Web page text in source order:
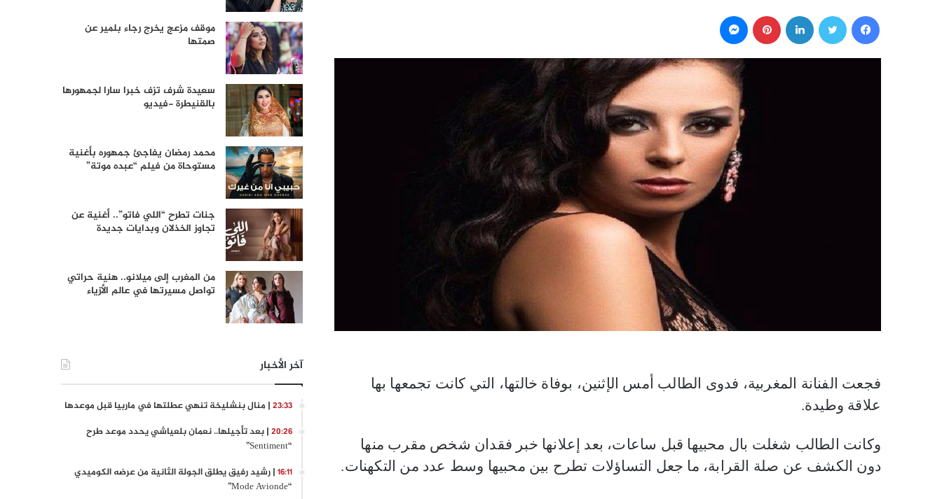
فجعت الفنانة المغربية، فدوى الطالب أمس الإثنين، بوفاة خالتها، التي كانت تجمعها بها
علاقة وطيدة.
وكانت الطالب شغلت بال محبيها قبل ساعات، بعد إعلانها خبر فقدان شخص مقرب منها
دون الكشف عن صلة القرابة، ما جعل التساؤلات تطرح بين محبيها وسط عدد من التكهنات.
موقف مزعج يخرج رجاء بلمير عن
صمتها
سعيدة شرف تزف خبرا سارا لجمهورها
بالقنيطرة -فيديو
محمد رمضان يفاجئ جمهوره بأغنية
مستوحاة من فيلم “عبده موتة”
جنات تطرح “اللي فاتو”.. أغنية عن
تجاوز الخذلان وبدايات جديدة
من المغرب إلى ميلانو.. هنية حراتي
تواصل مسيرتها في عالم الأزياء
آخر الأخبار
23:33 | منال بنشليخة تنهي عطلتها في ماربيا قبل موعدها
20:26 | بعد تأجيلها.. نعمان بلعياشي يحدد موعد طرح
“Sentiment”
16:11 | رشيد رفيق يطلق الجولة الثانية من عرضه الكوميدي
“Mode Avionde”